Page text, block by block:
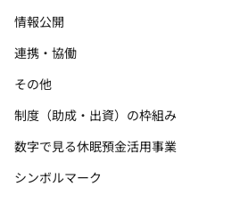
情報公開
連携・協働
その他
制度（助成・出資）の枠組み
数字で見る休眠預金活用事業
シンボルマーク